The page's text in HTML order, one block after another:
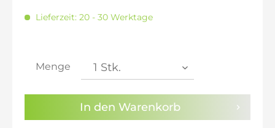
Sie haben dieDatenschutzbestimmungenzur
Kenntnis genommen.
inkl. 16% MwSt.: 2.294,66 €
inkl. 20% MwSt.: 2.373,78 €
inkl. 21% MwSt.: 2.393,56 €
inkl. 22% MwSt.: 2.413,34 €
Lieferzeit: 20 - 30 Werktage
Menge
In den Warenkorb